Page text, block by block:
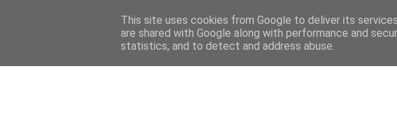
This site uses cookies from Google to deliver its
are shared with Google along with performance and
statistics, and to detect and address abuse.